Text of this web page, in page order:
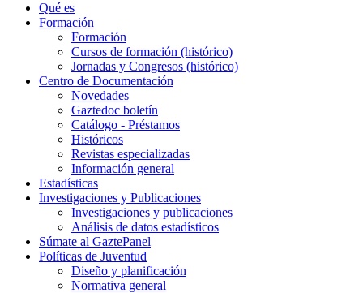
Qué es
Formación
Formación
Cursos de formación (histórico)
Jornadas y Congresos (histórico)
Centro de Documentación
Novedades
Gaztedoc boletín
Catálogo - Préstamos
Históricos
Revistas especializadas
Información general
Estadísticas
Investigaciones y Publicaciones
Investigaciones y publicaciones
Análisis de datos estadísticos
Súmate al GaztePanel
Políticas de Juventud
Diseño y planificación
Normativa general